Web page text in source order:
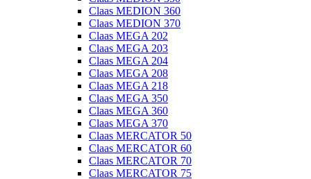
Claas MEDION 360
Claas MEDION 370
Claas MEGA 202
Claas MEGA 203
Claas MEGA 204
Claas MEGA 208
Claas MEGA 218
Claas MEGA 350
Claas MEGA 360
Claas MEGA 370
Claas MERCATOR 50
Claas MERCATOR 60
Claas MERCATOR 70
Claas MERCATOR 75